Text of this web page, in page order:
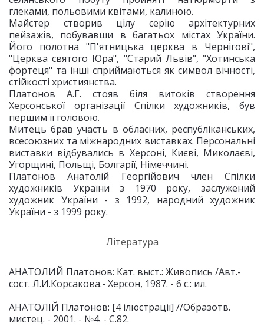
глеками, польовими квітами, калиною.
Майстер створив цілу серію архітектурних
пейзажів, побувавши в багатьох містах України.
Його полотна "П'ятницька церква в Чернігові",
"Церква святого Юра", "Старий Львів", "Хотинська
фортеця" та інші сприймаються як символ вічності,
стійкості християнства.
Платонов А.Г. стояв біля витоків створення
Херсонської організації Спілки художників, був
першим її головою.
Митець брав участь в обласних, республіканських,
всесоюзних та міжнародних виставках. Персональні
виставки відбувались в Херсоні, Києві, Миколаєві,
Угорщині, Польщі, Болгарії, Німеччині.
Платонов Анатолій Георгійович член Спілки
художників України з 1970 року, заслужений
художник України - з 1992, народний художник
України - з 1999 року.
Література
АНАТОЛИЙ Платонов: Кат. выст.: Живопись /Авт.-
сост. Л.И.Корсакова.- Херсон, 1987. - 6 с.: ил.
АНАТОЛІЙ Платонов: [4 ілюстрації] //Образотв.
мистец. - 2001. - №4. - С.82.